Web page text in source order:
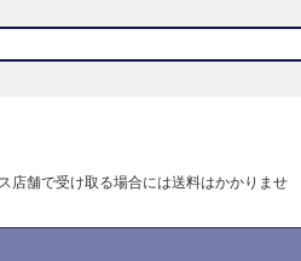
店舗で受け取る場合には送料はかかりませ